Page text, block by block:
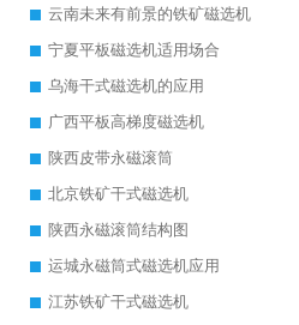
云南未来有前景的铁矿磁选机
宁夏平板磁选机适用场合
乌海干式磁选机的应用
广西平板高梯度磁选机
陕西皮带永磁滚筒
北京铁矿干式磁选机
陕西永磁滚筒结构图
运城永磁筒式磁选机应用
江苏铁矿干式磁选机